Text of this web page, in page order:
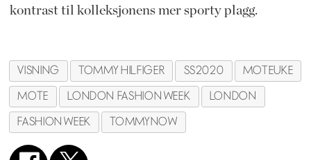
kontrast til kolleksjonens mer sporty plagg.
VISNING TOMMY HILFIGER SS2020
MOTEUKE
MOTE
LONDON FASHION WEEK
LONDON
FASHION WEEK
TOMMYNOW